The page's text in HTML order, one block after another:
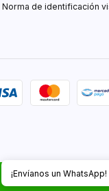
Norma de identificación
¡Envíanos un WhatsApp!